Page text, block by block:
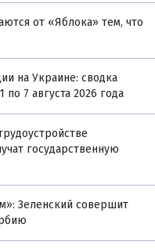
от «Яблока» тем, что
на Украине: сводка
7 августа 2026 года
государственную
Зеленский совершит